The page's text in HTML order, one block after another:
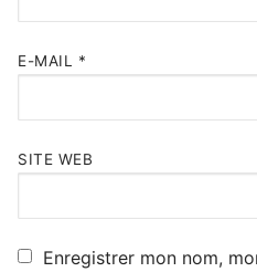
E-MAIL *
SITE WEB
Enregistrer mon nom,